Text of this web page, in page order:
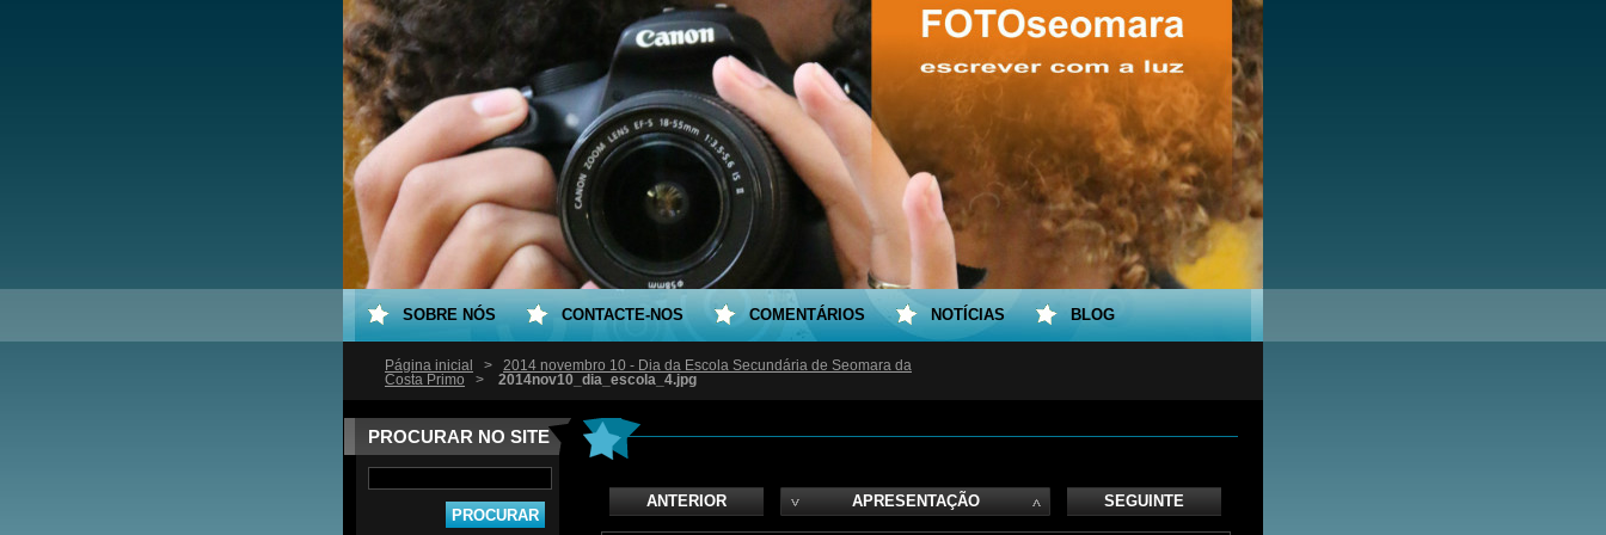
Página inicial >
2014 novembro 10 - Dia da Escola Secundária de Seomara da
Costa Primo
> 2014nov10_dia_escola_4.jpg
PROCURAR NO SITE
ANTERIOR APRESENTAÇÃO SEGUINTE
SOBRE NÓS CONTACTE-NOS COMENTÁRIOS NOTÍCIAS BLOG